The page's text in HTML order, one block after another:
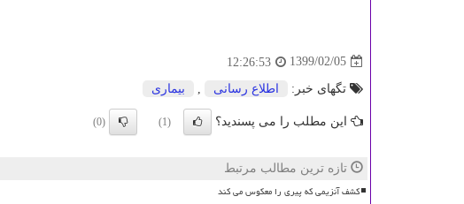
1399/02/05
12:26:53
تگهای خبر: اطلاع رسانی بیماری
این مطلب را می پسندید؟ (1)
(0)
تازه ترین مطالب مرتبط
کشف آنزیمی که پیری را معکوس می کند